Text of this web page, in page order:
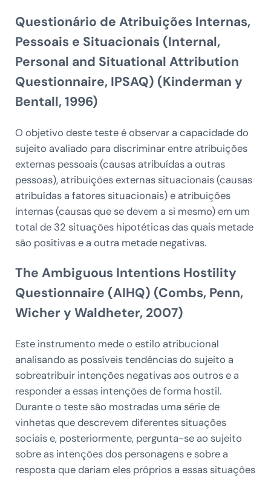
Questionário de Atribuições Internas,
Pessoais e Situacionais (Internal,
Personal and Situational Attribution
Questionnaire, IPSAQ) (Kinderman y
Bentall, 1996)
O objetivo deste teste é observar a capacidade do
sujeito avaliado para discriminar entre atribuições
externas pessoais (causas atribuídas a outras
pessoas), atribuições externas situacionais (causas
atribuídas a fatores situacionais) e atribuições
internas (causas que se devem a si mesmo) em um
total de 32 situações hipotéticas das quais metade
são positivas e a outra metade negativas.
The Ambiguous Intentions Hostility
Questionnaire (AIHQ) (Combs, Penn,
Wicher y Waldheter, 2007)
Este instrumento mede o estilo atribucional
analisando as possíveis tendências do sujeito a
sobreatribuir intenções negativas aos outros e a
responder a essas intenções de forma hostil.
Durante o teste são mostradas uma série de
vinhetas que descrevem diferentes situações
sociais e, posteriormente, pergunta-se ao sujeito
sobre as intenções dos personagens e sobre a
resposta que dariam eles próprios a essas situações